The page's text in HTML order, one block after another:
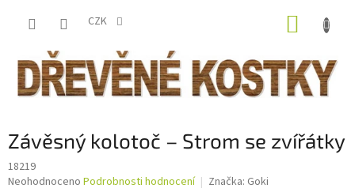
CZK
Závěsný kolotoč – Strom se zvířátky
18219
Průměrné
Neohodnoceno Podrobnosti hodnocení Značka: Goki